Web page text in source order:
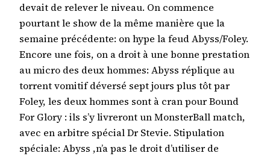
devait de relever le niveau. On commence
pourtant le show de la même manière que la
semaine précédente: on hype la feud Abyss/Foley.
Encore une fois, on a droit à une bonne prestation
au micro des deux hommes: Abyss réplique au
torrent vomitif déversé sept jours plus tôt par
Foley, les deux hommes sont à cran pour Bound
For Glory : ils s’y livreront un MonsterBall match,
avec en arbitre spécial Dr Stevie. Stipulation
spéciale: Abyss ,n’a pas le droit d’utiliser de